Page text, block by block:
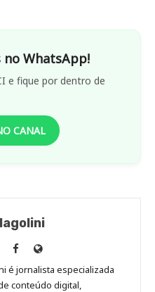
no WhatsApp!
e fique por dentro de
CANAL
Anny
Malagolini
no
Site
de
Anny
é jornalista especializada
conteúdo digital,